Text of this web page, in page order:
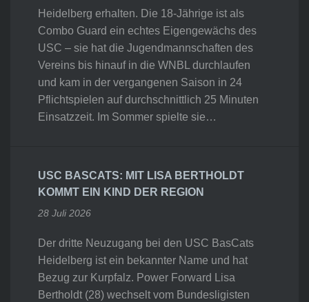
Heidelberg erhalten. Die 18-Jährige ist als
Combo Guard ein echtes Eigengewächs des
USC – sie hat die Jugendmannschaften des
Vereins bis hinauf in die WNBL durchlaufen
und kam in der vergangenen Saison in 24
Pflichtspielen auf durchschnittlich 25 Minuten
Einsatzzeit. Im Sommer spielte sie…
USC BASCATS: MIT LISA BERTHOLDT
KOMMT EIN KIND DER REGION
28 Juli 2026
Der dritte Neuzugang bei den USC BasCats
Heidelberg ist ein bekannter Name und hat
Bezug zur Kurpfalz. Power Forward Lisa
Bertholdt (28) wechselt vom Bundesligisten